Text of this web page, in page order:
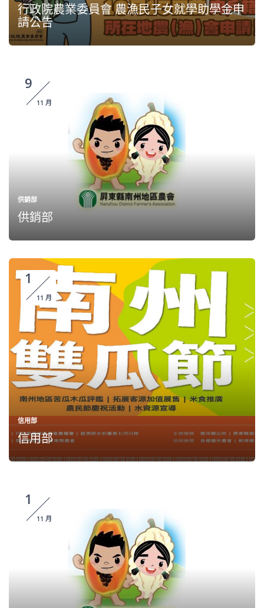
行政院農業委員會 農漁民子女就學助學金申
請公告
9
11 月
供銷部
供銷部
1
11 月
信用部
信用部
1
11 月